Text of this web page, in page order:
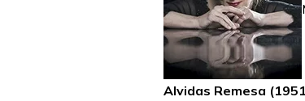
Alvidas Remesa